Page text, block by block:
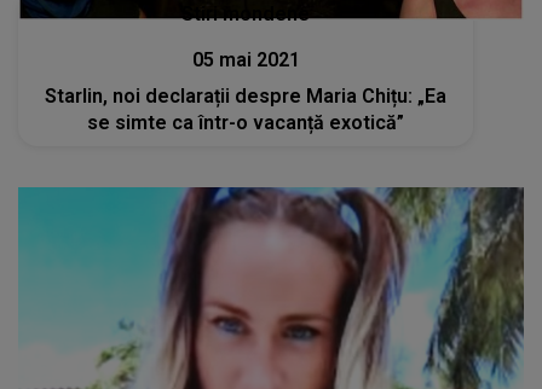
Stiri mondene
05 mai 2021
Starlin, noi declarații despre Maria Chițu: „Ea
se simte ca într-o vacanță exotică”